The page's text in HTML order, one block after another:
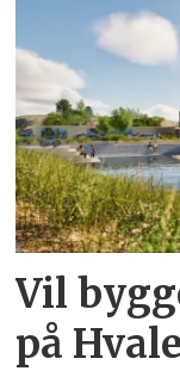
Vil
på